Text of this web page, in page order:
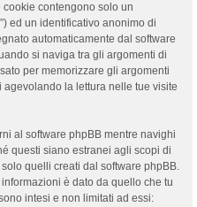
contengono solo un
ed un identificativo anonimo di
automaticamente dal software
si naviga tra gli argomenti di
per memorizzare gli argomenti
la lettura nelle tue visite
al software phpBB mentre navighi
questi siano estranei agli scopi di
quelli creati dal software phpBB.
è dato da quello che tu
intesi e non limitati ad essi: